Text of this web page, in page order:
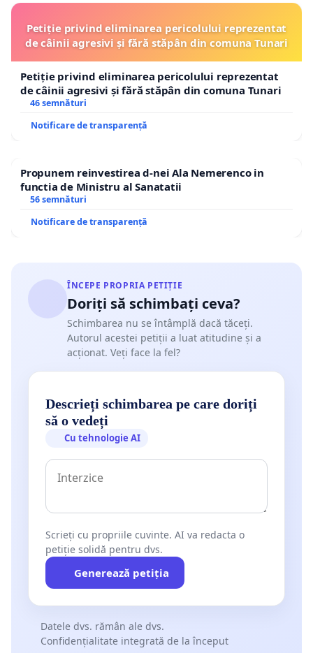
Petiție privind eliminarea pericolului reprezentat
de câinii agresivi și fără stăpân din comuna Tunari
Petiție privind eliminarea pericolului reprezentat
de câinii agresivi și fără stăpân din comuna Tunari
46 semnături
Notificare de transparență
Propunem reinvestirea d-nei Ala Nemerenco in
functia de Ministru al Sanatatii
56 semnături
Notificare de transparență
ÎNCEPE PROPRIA PETIȚIE
Doriți să schimbați ceva?
Schimbarea nu se întâmplă dacă tăceți.
Autorul acestei petiții a luat atitudine și a
acționat. Veți face la fel?
Descrieți schimbarea pe care doriți
să o vedeți
Cu tehnologie AI
Scrieți cu propriile cuvinte. AI va redacta o
petiție solidă pentru dvs.
Generează petiția
Datele dvs. rămân ale dvs.
Confidențialitate integrată de la început